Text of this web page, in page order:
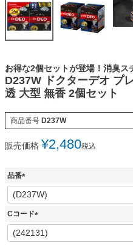
お得な2個セットが登場！消臭ス
D237W ドクターデオ プ
透 大型 無香 2個セット
商品番号 D237W
販売価格 ¥2,480税込
品番
(
必
須
Cコード
(
必